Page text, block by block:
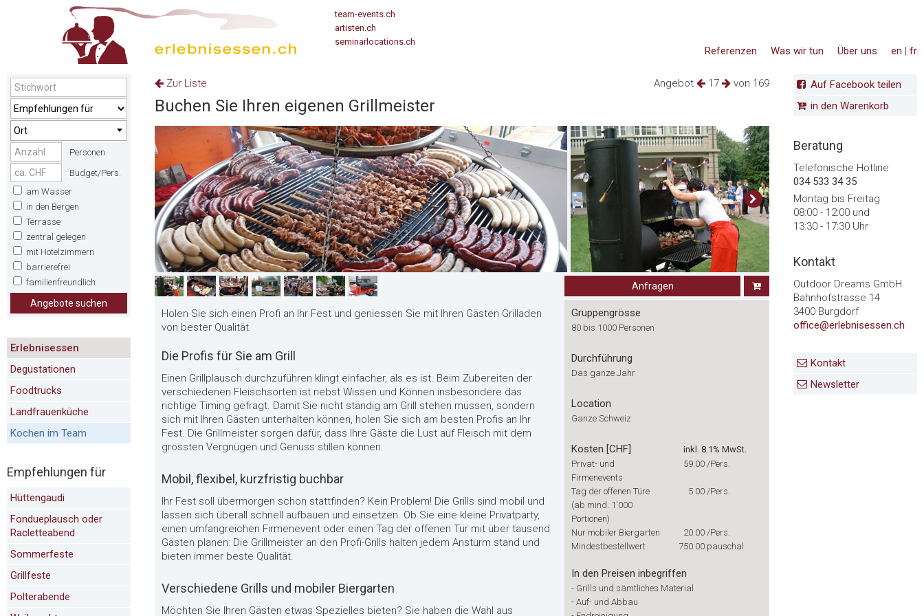
team-events.ch
artisten.ch
seminarlocations.ch
en | fr
Über uns
Was wir tun
Referenzen
Ort
Personen
Budget/Pers.
am Wasser
in den Bergen
Terrasse
zentral gelegen
mit Hotelzimmern
barrierefrei
familienfreundlich
Angebote suchen
Erlebnisessen
Degustationen
Foodtrucks
Landfrauenküche
Kochen im Team
Empfehlungen für
Hüttengaudi
Fondueplausch oder
Racletteabend
Sommerfeste
Grillfeste
Polterabende
Angebot 17 von 169
Zur Liste
Buchen Sie Ihren eigenen Grillmeister
Anfragen
Holen Sie sich einen Profi an Ihr Fest und geniessen Sie mit Ihren Gästen Grilladen
von bester Qualität.
Die Profis für Sie am Grill
Einen Grillplausch durchzuführen klingt einfacher, als es ist. Beim Zubereiten der
verschiedenen Fleischsorten ist nebst Wissen und Können insbesondere das
richtige Timing gefragt. Damit Sie nicht ständig am Grill stehen müssen, sondern
sich mit Ihren Gästen unterhalten können, holen Sie sich am besten Profis an Ihr
Fest. Die Grillmeister sorgen dafür, dass Ihre Gäste die Lust auf Fleisch mit dem
grössten Vergnügen und Genuss stillen können.
Mobil, flexibel, kurzfristig buchbar
Ihr Fest soll übermorgen schon stattfinden? Kein Problem! Die Grills sind mobil und
lassen sich überall schnell aufbauen und einsetzen. Ob Sie eine kleine Privatparty,
einen umfangreichen Firmenevent oder einen Tag der offenen Tür mit über tausend
Gästen planen: Die Grillmeister an den Profi-Grills halten jedem Ansturm stand und
bieten immer beste Qualität.
Verschiedene Grills und mobiler Biergarten
Möchten Sie Ihren Gästen etwas Spezielles bieten? Sie haben die Wahl aus
Gruppengrösse
80 bis 1000 Personen
Durchführung
Das ganze Jahr
Location
Ganze Schweiz
Kosten [CHF]
inkl. 8.1% MwSt.
Privat- und
Firmenevents
59.00 /Pers.
Tag der offenen Türe 5.00 /Pers.
(ab mind. 1'000
Portionen)
Nur mobiler Biergarten
20.00 /Pers.
Mindestbestellwert
750.00 pauschal
In den Preisen inbegriffen
- Grills und sämtliches Material
- Auf- und Abbau
Auf Facebook teilen
in den Warenkorb
Beratung
Telefonische Hotline
034 533 34 35
Montag bis Freitag
08:00 - 12:00 und
13:30 - 17:30 Uhr
Kontakt
Outdoor Dreams GmbH
Bahnhofstrasse 14
3400 Burgdorf
office@erlebnisessen.ch
Kontakt
Newsletter